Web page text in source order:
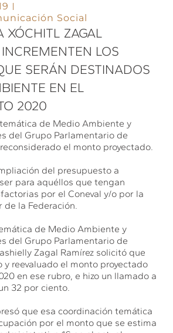
Social
XÓCHITL ZAGAL
LOS
SERÁN DESTINADOS
EN EL
2020
de Medio Ambiente y
del Grupo Parlamentario de
el monto proyectado.
del presupuesto a
para aquéllos que tengan
por el Coneval y/o por la
la Federación.
de Medio Ambiente y
del Grupo Parlamentario de
Zagal Ramírez solicitó que
y reevaluado el monto proyectado
en ese rubro, e hizo un llamado a
32 por ciento.
que esa coordinación temática
por el monto que se estima